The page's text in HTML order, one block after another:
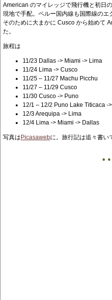
American のマイレッジで飛行機と初日
現地で手配。ペルー国内線も国際線のエ
そのために大まかに Cusco から始めて
た。
旅程は
11/23 Dallas -> Miami -> Lima
11/24 Lima -> Cusco
11/25 – 11/27 Machu Picchu
11/27 – 11/29 Cusco
11/30 Cusco -> Puno
12/1 – 12/2 Puno Lake Titicaca -
12/3 Arequipa -> Lima
12/4 Lima -> Miami -> Dallas
写真は Picasawebに。旅行記は追々書い
•